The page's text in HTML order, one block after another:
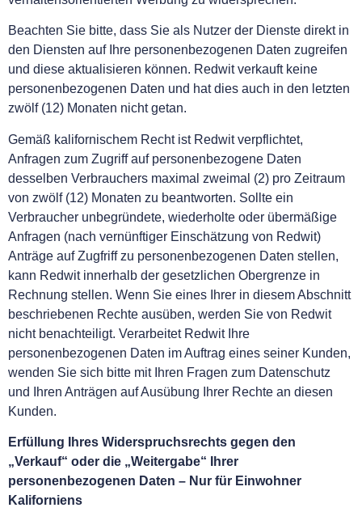
Beachten Sie bitte, dass Sie als Nutzer der Dienste direkt in
den Diensten auf Ihre personenbezogenen Daten zugreifen
und diese aktualisieren können. Redwit verkauft keine
personenbezogenen Daten und hat dies auch in den letzten
zwölf (12) Monaten nicht getan.
Gemäß kalifornischem Recht ist Redwit verpflichtet,
Anfragen zum Zugriff auf personenbezogene Daten
desselben Verbrauchers maximal zweimal (2) pro Zeitraum
von zwölf (12) Monaten zu beantworten. Sollte ein
Verbraucher unbegründete, wiederholte oder übermäßige
Anfragen (nach vernünftiger Einschätzung von Redwit)
Anträge auf Zugfriff zu personenbezogenen Daten stellen,
kann Redwit innerhalb der gesetzlichen Obergrenze in
Rechnung stellen. Wenn Sie eines Ihrer in diesem Abschnitt
beschriebenen Rechte ausüben, werden Sie von Redwit
nicht benachteiligt. Verarbeitet Redwit Ihre
personenbezogenen Daten im Auftrag eines seiner Kunden,
wenden Sie sich bitte mit Ihren Fragen zum Datenschutz
und Ihren Anträgen auf Ausübung Ihrer Rechte an diesen
Kunden.
Erfüllung Ihres Widerspruchsrechts gegen den
„Verkauf“ oder die „Weitergabe“ Ihrer
personenbezogenen Daten – Nur für Einwohner
Kaliforniens